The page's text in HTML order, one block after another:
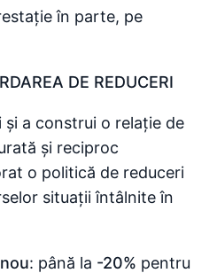
în parte, pe
DE REDUCERI
a construi o relație de
și reciproc
o politică de reduceri
situații întâlnite în
: până la -20% pentru